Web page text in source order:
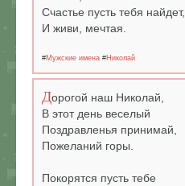
Счастье пусть тебя найдет,
И живи, мечтая.
#Мужские имена #Николай
Дорогой наш Николай,
В этот день веселый
Поздравленья принимай,
Пожеланий горы.
Покорятся пусть тебе